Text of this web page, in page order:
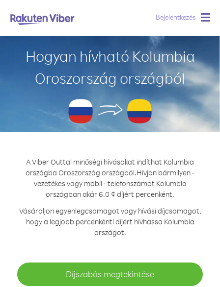
Bejelentkezés
Hogyan hívható Kolumbia
Oroszország országból
A Viber Outtal minőségi hívásokat indíthat Kolumbia
országba Oroszország országból.Hívjon bármilyen -
vezetékes vagy mobil - telefonszámot Kolumbia
országban akár 6.0 ¢ díjért percenként.
Vásároljon egyenlegcsomagot vagy hívási díjcsomagot,
hogy a legjobb percenkénti díjért hívhassa Kolumbia
országot.
Díjszabás megtekintése